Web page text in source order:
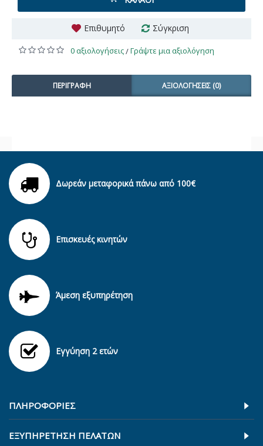
Επιθυμητό Σύγκριση
0 αξιολογήσεις/Γράψτε μια αξιολόγηση
ΠΕΡΙΓΡΑΦΉ ΑΞΙΟΛΟΓΉΣΕΙΣ (0)
Δωρεάν μεταφορικά πάνω από 100€
Επισκευές κινητών
Άμεση εξυπηρέτηση
Εγγύηση 2 ετών
ΠΛΗΡΟΦΟΡΊΕΣ
ΕΞΥΠΗΡΕΤΗΣΗ ΠΕΛΑΤΩΝ